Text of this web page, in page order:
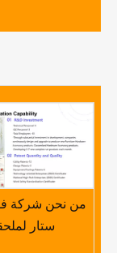
من نحن شركة
ستار